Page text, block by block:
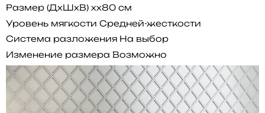
Размер (ДхШхВ) xx80 см
Уровень мягкости Средней-жесткости
Система разложения На выбор
Изменение размера Возможно